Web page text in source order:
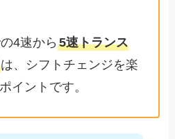
4速から5速トランス
は、シフトチェンジを楽
イントです。